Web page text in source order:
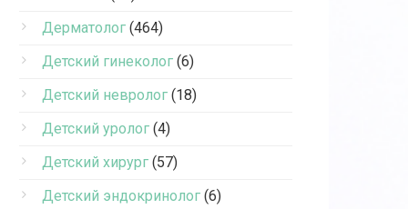
Дерматолог (464)
Детский гинеколог (6)
Детский невролог (18)
Детский уролог (4)
Детский хирург (57)
Детский эндокринолог (6)